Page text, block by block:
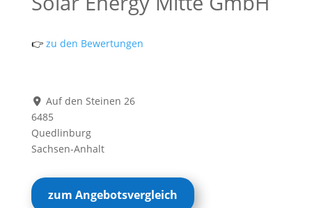
👉zu den Bewertungen
Auf den Steinen 26
6485
Quedlinburg
Sachsen-Anhalt
zum Angebotsvergleich